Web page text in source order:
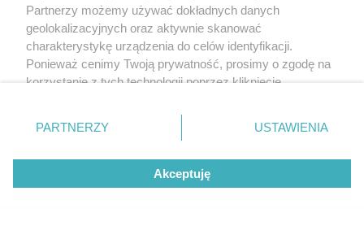
Partnerzy możemy używać dokładnych danych
geolokalizacyjnych oraz aktywnie skanować
charakterystykę urządzenia do celów identyfikacji.
Ponieważ cenimy Twoją prywatność, prosimy o zgodę na
korzystanie z tych technologii poprzez kliknięcie
zmienić/wycofać klikając przycisk ustawień prywatności
znajdujący się w lewym dolnym rogu strony
rodzaje przetwarzania danych nie wymagają zgody
użytkownika, ale masz prawo sprzeciwić się takiemu
przetwarzaniu. Preferencje będą miały zastosowanie tylko
PARTNERZY USTAWIENIA
Akceptuję